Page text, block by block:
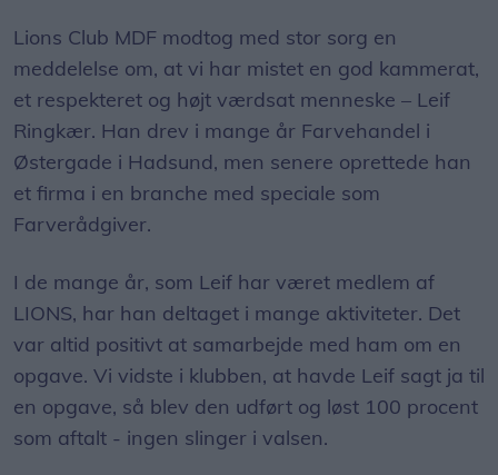
Lions Club MDF modtog med stor sorg en
meddelelse om, at vi har mistet en god kammerat,
et respekteret og højt værdsat menneske – Leif
Ringkær. Han drev i mange år Farvehandel i
Østergade i Hadsund, men senere oprettede han
et firma i en branche med speciale som
Farverådgiver.
I de mange år, som Leif har været medlem af
LIONS, har han deltaget i mange aktiviteter. Det
var altid positivt at samarbejde med ham om en
opgave. Vi vidste i klubben, at havde Leif sagt ja til
en opgave, så blev den udført og løst 100 procent
som aftalt - ingen slinger i valsen.